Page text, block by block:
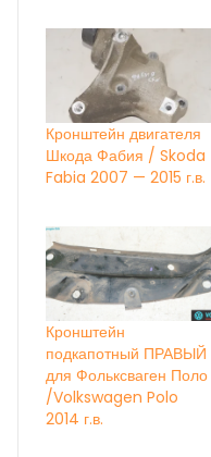
Кронштейн двигателя
Шкода Фабия / Skoda
Fabia 2007 — 2015 г.в.
Кронштейн
подкапотный ПРАВЫЙ
для Фольксваген Поло
/Volkswagen Polo
2014 г.в.